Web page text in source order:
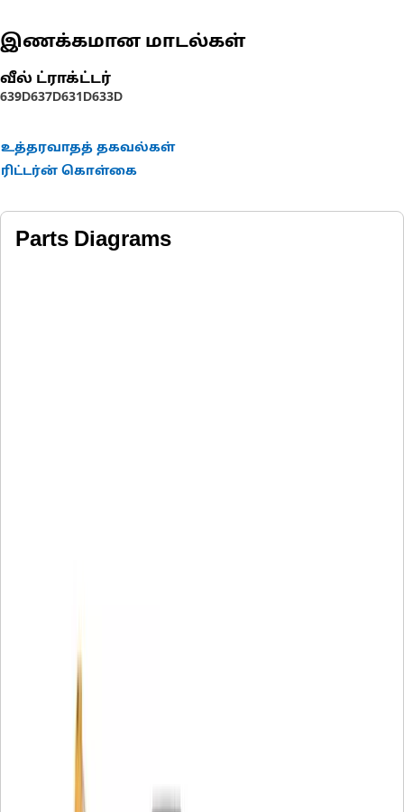
இணக்கமான மாடல்கள்
வீல் ட்ராக்ட்டர்
639D637D631D633D
உத்தரவாதத் தகவல்கள்
ரிட்டர்ன் கொள்கை
Parts Diagrams